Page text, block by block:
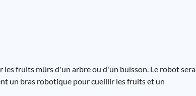
fruits mûrs d'un arbre ou d'un buisson. Le robot sera
un bras robotique pour cueillir les fruits et un